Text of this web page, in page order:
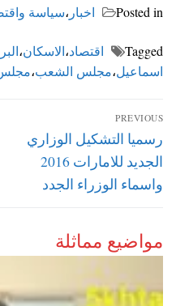
Posted in اخبار ،سياسة
Tagged اقتصاد،الاسكان،
اسماعيل،مجلس الشعب،
تصفّح
المقالات
PREVIOUS
Previous
post:
رسميا التشكيل الوزاري
الجديد للامارات 2016
واسماء الوزراء الجدد
مواضيع مماثلة